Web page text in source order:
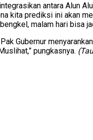
antara Alun
kita prediksi ini akan
malam hari bisa
Gubernur
pungkasnya.